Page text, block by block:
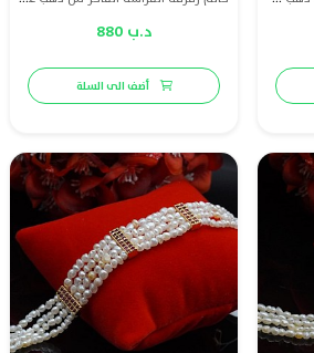
د.ب 880
أضف الى السلة